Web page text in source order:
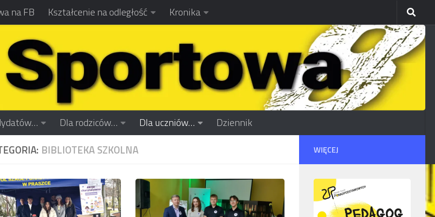
na FB Kształcenie na odległość Kronika
Dla rodziców… Dla uczniów… Dziennik
BIBLIOTEKA SZKOLNA WIĘCEJ